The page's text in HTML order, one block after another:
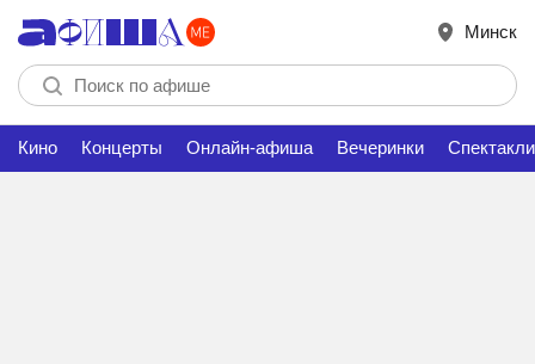
Минск
Кино Концерты Онлайн-афиша Вечеринки Спектакли